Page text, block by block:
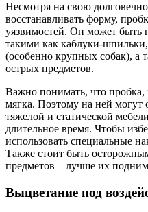
Несмотря на свою
восстанавливать форму,
уязвимостей. Он может быть
такими как каблуки-
(особенно крупных собак), а
острых предметов.
Важно понимать, что пробка,
мягка. Поэтому на ней могут
тяжелой и статической
длительное время. Чтобы
использовать специальные
Также стоит быть
предметов – лучше их
Выцветание под